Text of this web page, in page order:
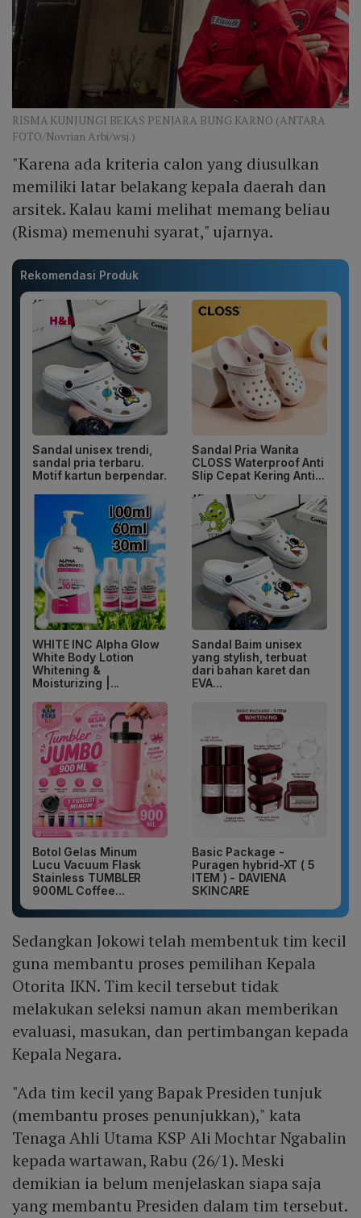
RISMA KUNJUNGI BEKAS PENJARA BUNG KARNO (ANTARA
FOTO/Novrian Arbi/wsj.)
"Karena ada kriteria calon yang diusulkan
memiliki latar belakang kepala daerah dan
arsitek. Kalau kami melihat memang beliau
(Risma) memenuhi syarat," ujarnya.
Rekomendasi Produk
Sandal unisex trendi,
sandal pria terbaru.
Motif kartun berpendar.
Sandal Pria Wanita
CLOSS Waterproof Anti
Slip Cepat Kering Anti...
WHITE INC Alpha Glow
White Body Lotion
Whitening &
Moisturizing |...
Sandal Baim unisex
yang stylish, terbuat
dari bahan karet dan
EVA...
Botol Gelas Minum
Lucu Vacuum Flask
Stainless TUMBLER
900ML Coffee...
Basic Package -
Puragen hybrid-XT ( 5
ITEM ) - DAVIENA
SKINCARE
Sedangkan Jokowi telah membentuk tim kecil
guna membantu proses pemilihan Kepala
Otorita IKN. Tim kecil tersebut tidak
melakukan seleksi namun akan memberikan
evaluasi, masukan, dan pertimbangan kepada
Kepala Negara.
"Ada tim kecil yang Bapak Presiden tunjuk
(membantu proses penunjukkan)," kata
Tenaga Ahli Utama KSP Ali Mochtar Ngabalin
kepada wartawan, Rabu (26/1). Meski
demikian ia belum menjelaskan siapa saja
yang membantu Presiden dalam tim tersebut.